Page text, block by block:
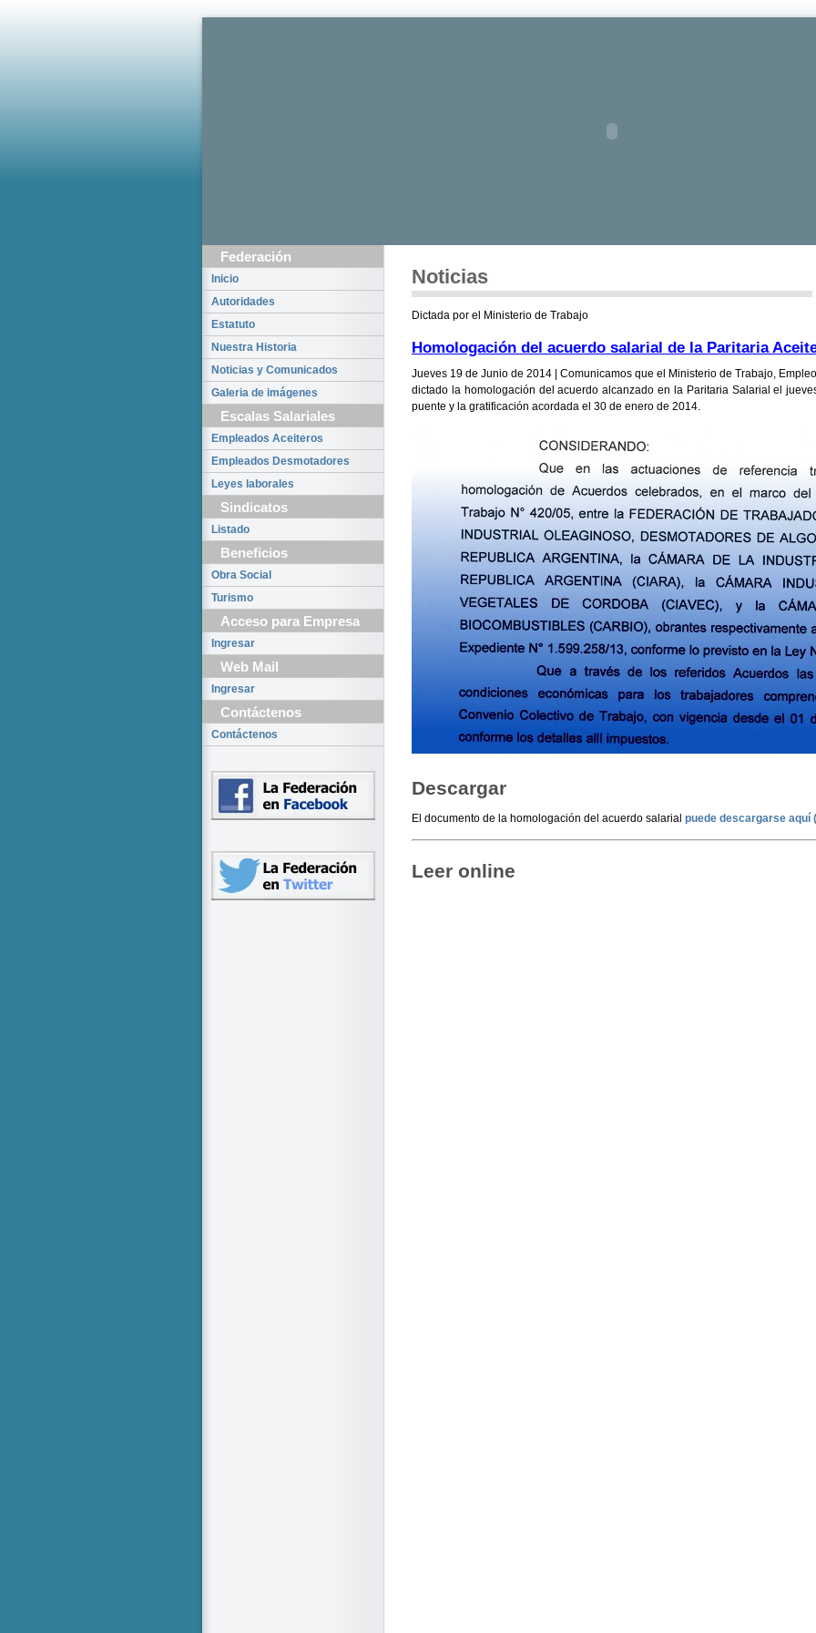
Federación
Inicio
Autoridades
Estatuto
Nuestra Historia
Noticias y Comunicados
Galeria de imágenes
Escalas Salariales
Empleados Aceiteros
Empleados Desmotadores
Leyes laborales
Sindicatos
Listado
Beneficios
Obra Social
Turismo
Acceso para Empresa
Ingresar
Web Mail
Ingresar
Contáctenos
Contáctenos
Noticias
Dictada por el Ministerio de Trabajo
Homologación del acuerdo salarial de la Paritaria
Jueves 19 de Junio de 2014 | Comunicamos que el Ministerio de Trabajo,
dictado la homologación del acuerdo alcanzado en la Paritaria Salarialel
puente y la gratificación acordada el 30 de enero de 2014.
Descargar
El documento de la homologación del acuerdo salarial puede descargarse aquí
Leer online